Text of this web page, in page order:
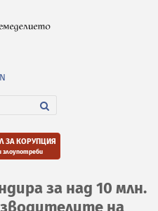
ЗА КОРУПЦИЯ
злоупотреби
за над 10 млн.
на